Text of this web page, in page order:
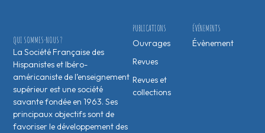
ÉVÉNEMENTS
Évènement
PUBLICATIONS
Ouvrages
Revues
Revues et
collections
QUI SOMMES-NOUS ?
La Société Française des
Hispanistes et Ibéro-
américaniste de l’enseignement
supérieur est une société
savante fondée en 1963. Ses
principaux objectifs sont de
favoriser le développement des